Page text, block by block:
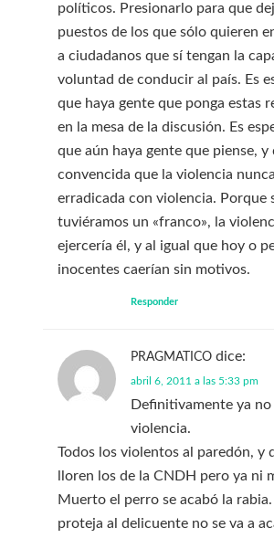
políticos. Presionarlo para que
puestos de los que sólo quieren
a ciudadanos que sí tengan la
voluntad de conducir al país. Es
que haya gente que ponga estas
en la mesa de la discusión. Es
que aún haya gente que piense, y
convencida que la violencia
erradicada con violencia. Porque
tuviéramos un «franco», la
ejercería él, y al igual que hoy o
inocentes caerían sin motivos.
Responder
PRAGMATICO dice:
abril 6, 2011 a las 5:33 pm
Definitivamente ya no
violencia.
Todos los violentos al paredón, y
lloren los de la CNDH pero ya ni
Muerto el perro se acabó la
proteja al delicuente no se va a